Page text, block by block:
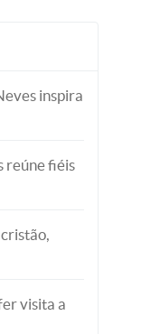
inspira
reúne fiéis
visita a